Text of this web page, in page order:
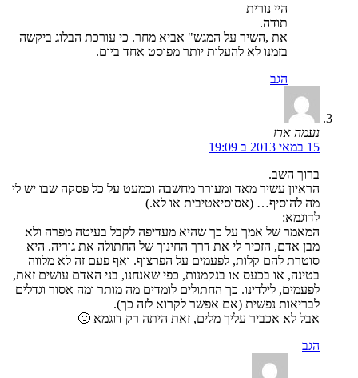
היי נורית
תודה.
את ,השיר על המגש" אביא מחר. כי עורכת הבלוג ביקשה
בזמנו לא להעלות יותר מפוסט אחד ביום.
הגב
נעמה ארז
15 במאי 2013 ב 19:09
ברוך השב.
הראיון עשיר מאד ומעורר מחשבה וכמעט על כל פסקה שבו יש לי
מה להוסיף… (אסוסיאטיבית או לא.)
לדוגמא:
המאמר של אמך על כך שהיא מעדיפה לקבל בעיטה מפרה ולא
מבן אדם, הזכיר לי את דרך החינוך של החתולה את גוריה. היא
סוטרת להם קלות, לפעמים על הפרצוף. ואף פעם זה לא מלווה
בטינה, או בכעס או בנקמנות, כפי שאנחנו, בני האדם עושים זאת,
לפעמים, לילדינו. כך החתולים לומדים מה מותר ומה אסור וגדלים
לבריאות נפשית (אם אפשר לקרוא לזה כך).
אבל לא אכביר עליך מלים, זאת היתה רק דוגמא 🙂
הגב